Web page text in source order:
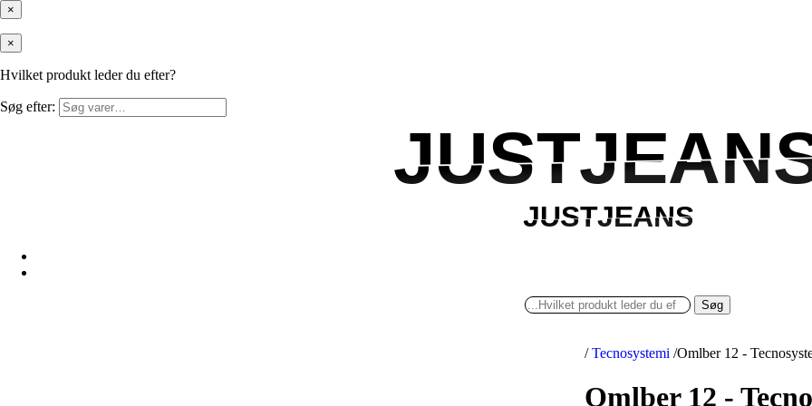
×
×
Hvilket produkt leder du efter?
Søg efter:
JUSTJEANS
JUSTJEANS
Søg
/ Tecnosystemi /Omlber 12 -
Omlber 12 -